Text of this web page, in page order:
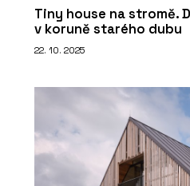
Tiny house na stromě.
v koruně starého dubu
22. 10. 2025